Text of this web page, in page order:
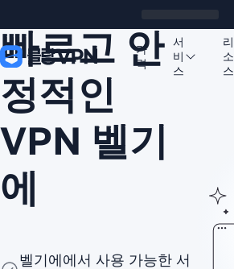
가
격
서
비
스
리
소
스
빠르고 안
정적인
VPN 벨기
에
벨기에에서 사용 가능한 서